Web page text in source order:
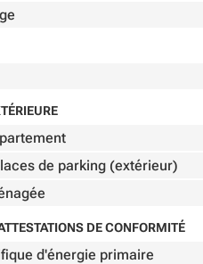
de parking (extérieur)
DE CONFORMITÉ
d'énergie primaire